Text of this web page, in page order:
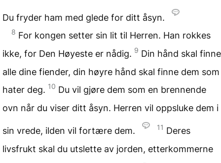
Du fryder ham med glede for ditt åsyn.
8 For kongen setter sin lit til Herren. Han rokkes
ikke, for Den Høyeste er nådig. 9 Din hånd skal finne
alle dine fiender, din høyre hånd skal finne dem som
hater deg. 10 Du vil gjøre dem som en brennende
ovn når du viser ditt åsyn. Herren vil oppsluke dem i
sin vrede, ilden vil fortære dem. 11 Deres
livsfrukt skal du utslette av jorden, etterkommerne